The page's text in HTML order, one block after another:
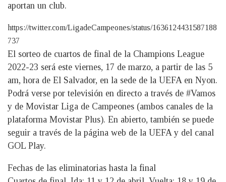
aportan un club.
https://twitter.com/LigadeCampeones/status/1636124431587188
737
El sorteo de cuartos de final de la Champions League
2022-23 será este viernes, 17 de marzo, a partir de las 5
am, hora de El Salvador, en la sede de la UEFA en Nyon.
Podrá verse por televisión en directo a través de #Vamos
y de Movistar Liga de Campeones (ambos canales de la
plataforma Movistar Plus). En abierto, también se puede
seguir a través de la página web de la UEFA y del canal
GOL Play.
Fechas de las eliminatorias hasta la final